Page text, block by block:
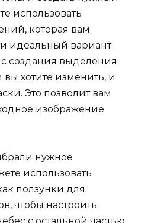
использовать
которая вам
идеальный вариант.
создания выделения
вы хотите изменить, и
Это позволит вам
изображение
нужное
использовать
ползунки для
чтобы настроить